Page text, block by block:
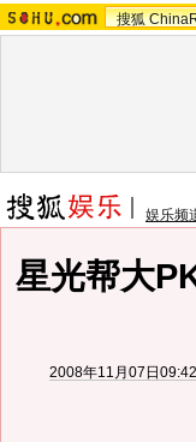
搜狐
娱乐频
星光帮大
2008年11月07日09:42